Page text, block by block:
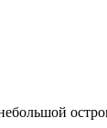
небольшой